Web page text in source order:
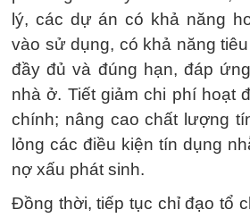
lý, các dự án có khả năng
vào sử dụng, có khả năng
đầy đủ và đúng hạn, đáp
nhà ở. Tiết giảm chi phí hoạt
chính; nâng cao chất lượng
lỏng các điều kiện tín dụng
nợ xấu phát sinh.
Đồng thời, tiếp tục chỉ đạo tổ